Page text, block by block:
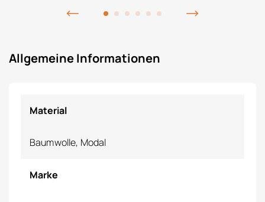
Allgemeine Informationen
Material
Baumwolle, Modal
Marke